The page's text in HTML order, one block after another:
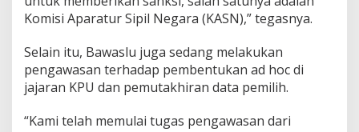
Komisi Aparatur Sipil Negara (KASN),” tegasnya.
Selain itu, Bawaslu juga sedang melakukan
pengawasan terhadap pembentukan ad hoc di
jajaran KPU dan pemutakhiran data pemilih.
“Kami telah memulai tugas pengawasan dari